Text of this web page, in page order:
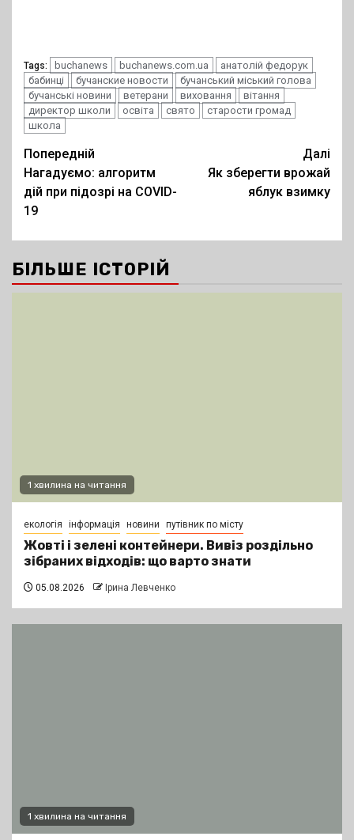
Tags: buchanews buchanews.com.ua
анатолій федорук
бабинці
бучанские новости
бучанський міський голова
бучанські новини
ветерани виховання
вітання
директор школи
освіта свято
старости громад
школа
Post
navigation
Попередній
Нагадуємо: алгоритм
дій при підозрі на COVID-
19
Далі
Як зберегти врожай
яблук взимку
БІЛЬШЕ ІСТОРІЙ
1 хвилина на читання
екологія інформація новини путівник по місту
Жовті і зелені контейнери. Вивіз роздільно
зібраних відходів: що варто знати
05.08.2026 Ірина Левченко
1 хвилина на читання